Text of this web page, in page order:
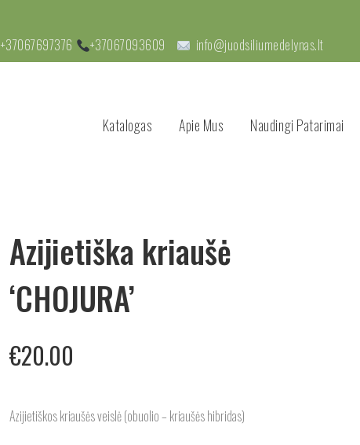
+37067697376 +37067093609 info@juodsiliumedelynas.lt
Katalogas Apie Mus Naudingi Patarimai
Azijietiška kriaušė
‘CHOJURA’
€20.00
Azijietiškos kriaušės veislė (obuolio – kriaušės hibridas)